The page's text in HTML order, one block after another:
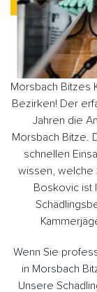
Morsbach Bitzes
Bezirken! Der
Jahren die
Morsbach Bitze.
schnellen
wissen, welche
Boskovic ist
Wenn Sie
in Morsbach
Unsere